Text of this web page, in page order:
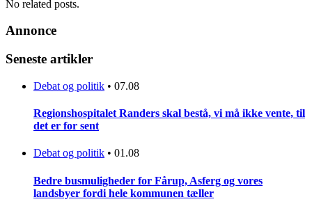
No related posts.
Annonce
Seneste artikler
Debat og politik • 07.08
Regionshospitalet Randers skal bestå, vi må ikke vente, til
det er for sent
Debat og politik • 01.08
Bedre busmuligheder for Fårup, Asferg og vores
landsbyer fordi hele kommunen tæller